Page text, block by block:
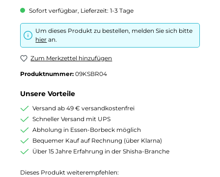
Sofort verfügbar, Lieferzeit: 1-3 Tage
Um dieses Produkt zu bestellen, melden Sie sich bitte
hier an.
Zum Merkzettel hinzufügen
Produktnummer: 09KSBR04
Unsere Vorteile
Versand ab 49 € versandkostenfrei
Schneller Versand mit UPS
Abholung in Essen-Borbeck möglich
Bequemer Kauf auf Rechnung (über Klarna)
Über 15 Jahre Erfahrung in der Shisha-Branche
Dieses Produkt weiterempfehlen: